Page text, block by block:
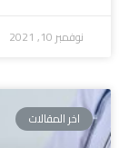
نوفمبر 10, 2021
اخر المقالات